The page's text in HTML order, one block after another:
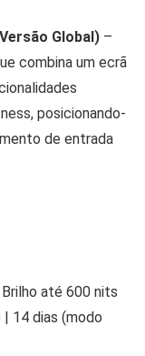
Global) –
combina um ecrã
posicionando-
de entrada
até 600 nits
| 14 dias (modo